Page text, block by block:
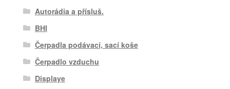
Autorádia a přísluš.
BHI
Čerpadla podávací, sací koše
Čerpadlo vzduchu
Displaye